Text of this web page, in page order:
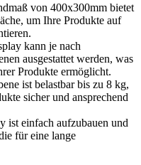
von 400x300mm bietet
um Ihre Produkte auf
kann je nach
ausgestattet werden, was
Produkte ermöglicht.
ist belastbar bis zu 8 kg,
sicher und ansprechend
ist einfach aufzubauen und
für eine lange